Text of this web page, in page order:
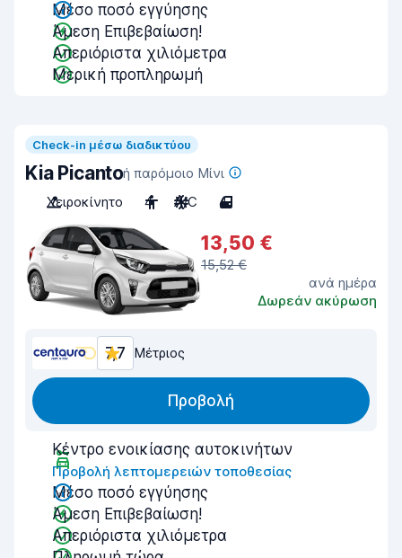
Μέσο ποσό εγγύησης
Άμεση Επιβεβαίωση!
Απεριόριστα χιλιόμετρα
Μερική προπληρωμή
Check-in μέσω διαδικτύου
Kia Picantoή παρόμοιο Μίνι
Χειροκίνητο
4 A/C 4
13,50 €
15,52 €
ανά ημέρα
Δωρεάν ακύρωση
7,7 Μέτριος
Προβολή
Κέντρο ενοικίασης αυτοκινήτων
Προβολή λεπτομερειών τοποθεσίας
Μέσο ποσό εγγύησης
Άμεση Επιβεβαίωση!
Απεριόριστα χιλιόμετρα